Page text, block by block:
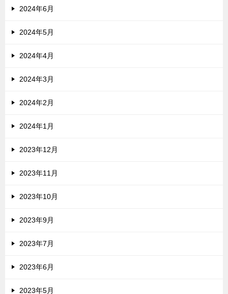
2024年6月
2024年5月
2024年4月
2024年3月
2024年2月
2024年1月
2023年12月
2023年11月
2023年10月
2023年9月
2023年7月
2023年6月
2023年5月